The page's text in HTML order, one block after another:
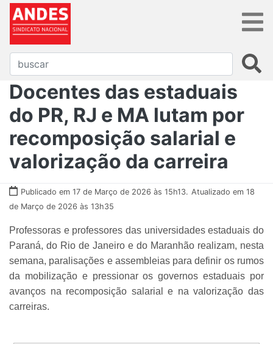
Docentes das estaduais
do PR, RJ e MA lutam por
recomposição salarial e
valorização da carreira
Publicado em 17 de Março de 2026 às 15h13. Atualizado em 18
de Março de 2026 às 13h35
Professoras e professores das universidades estaduais do
Paraná, do Rio de Janeiro e do Maranhão realizam, nesta
semana, paralisações e assembleias para definir os rumos
da mobilização e pressionar os governos estaduais por
avanços na recomposição salarial e na valorização das
carreiras.